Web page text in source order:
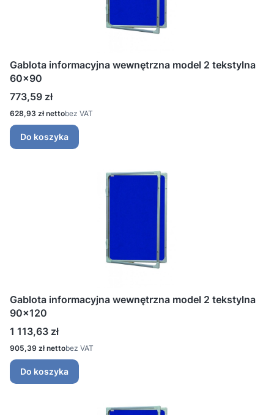
Gablota informacyjna wewnętrzna model 2 tekstylna
60x90
Cena
773,59 zł
Cena
628,93 zł bez VAT
Do koszyka
Gablota informacyjna wewnętrzna model 2 tekstylna
90x120
Cena
1 113,63 zł
Cena
905,39 zł bez VAT
Do koszyka